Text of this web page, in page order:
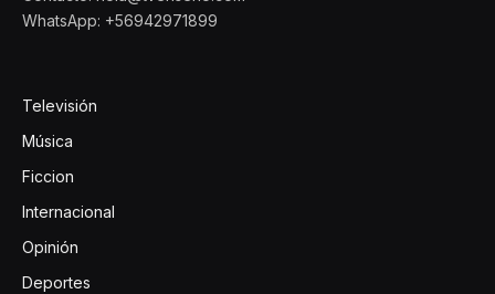
WhatsApp: +56942971899
Televisión
Música
Ficcion
Internacional
Opinión
Deportes